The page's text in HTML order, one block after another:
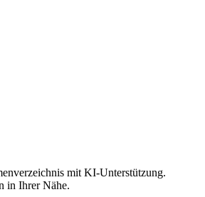
mit KI-Unterstützung.
in Ihrer Nähe.